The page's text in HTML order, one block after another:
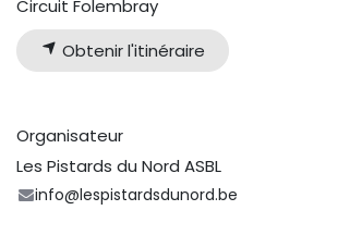
Circuit Folembray
Obtenir l'itinéraire
Organisateur
Les Pistards du Nord ASBL
info@lespistardsdunord.be